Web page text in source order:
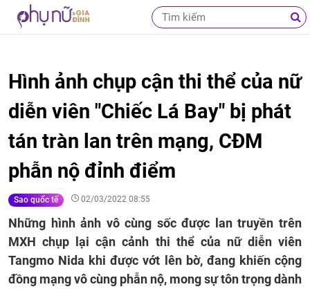
Hình ảnh chụp cận thi thể của nữ
diễn viên "Chiếc Lá Bay" bị phát
tán tràn lan trên mạng, CĐM
phẫn nộ đỉnh điểm
Sao quốc tế 02/03/2022 08:55
Những hình ảnh vô cùng sốc được lan truyền trên
MXH chụp lại cận cảnh thi thể của nữ diễn viên
Tangmo Nida khi được vớt lên bờ, đang khiến cộng
đồng mạng vô cùng phẫn nộ, mong sự tôn trọng dành